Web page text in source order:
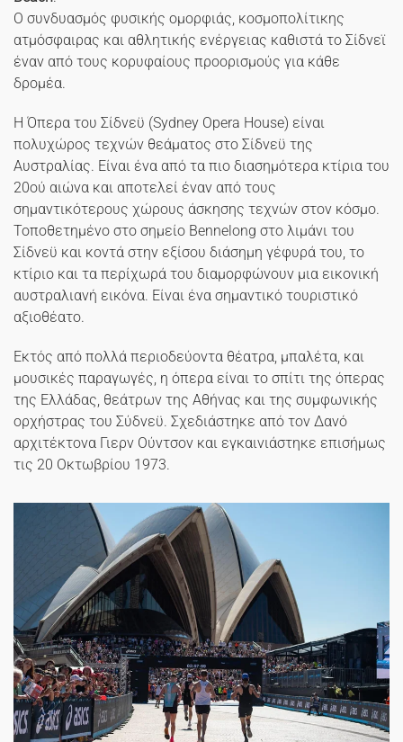
Ο συνδυασμός φυσικής ομορφιάς, κοσμοπολίτικης
ατμόσφαιρας και αθλητικής ενέργειας καθιστά το Σίδνεϊ
έναν από τους κορυφαίους προορισμούς για κάθε
δρομέα.
Η Όπερα του Σίδνεϋ (Sydney Opera House‎‎) είναι
πολυχώρος τεχνών θεάματος στο Σίδνεϋ της
Αυστραλίας. Είναι ένα από τα πιο διασημότερα κτίρια του
20ού αιώνα και αποτελεί έναν από τους
σημαντικότερους χώρους άσκησης τεχνών στον κόσμο.
Τοποθετημένο στο σημείο Bennelong στο λιμάνι του
Σίδνεϋ και κοντά στην εξίσου διάσημη γέφυρά του, το
κτίριο και τα περίχωρά του διαμορφώνουν μια εικονική
αυστραλιανή εικόνα. Είναι ένα σημαντικό τουριστικό
αξιοθέατο.
Εκτός από πολλά περιοδεύοντα θέατρα, μπαλέτα, και
μουσικές παραγωγές, η όπερα είναι το σπίτι της όπερας
της Ελλάδας, θεάτρων της Αθήνας και της συμφωνικής
ορχήστρας του Σύδνεϋ. Σχεδιάστηκε από τον Δανό
αρχιτέκτονα Γιερν Ούντσον και εγκαινιάστηκε επισήμως
τις 20 Οκτωβρίου 1973.